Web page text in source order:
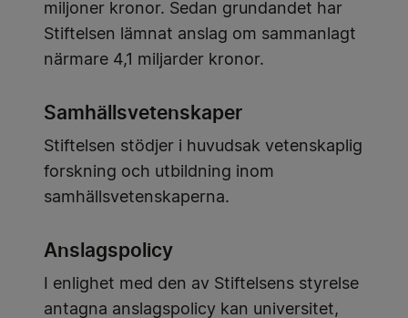
miljoner kronor. Sedan grundandet har
Stiftelsen lämnat anslag om sammanlagt
närmare 4,1 miljarder kronor.
Samhällsvetenskaper
Stiftelsen stödjer i huvudsak vetenskaplig
forskning och utbildning inom
samhällsvetenskaperna.
Anslagspolicy
I enlighet med den av Stiftelsens styrelse
antagna anslagspolicy kan universitet,